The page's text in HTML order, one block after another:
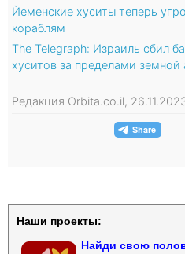
Йеменские хуситы теперь
кораблям
The Telegraph: Израиль сбил
хуситов за пределами
Редакция Orbita.co.il,
Наши проекты:
Найди свою